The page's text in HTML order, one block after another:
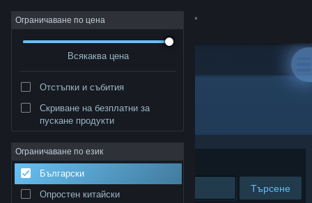
Вписване
Относно
Поддръжка
Ограничаване по цена
Всякаква цена
Отстъпки и събития
Скриване на безплатни за
пускане продукти
Ограничаване по език
Български
Опростен китайски
Разработчик: Baki Studio
Сортиране по Съответстване
Търсене